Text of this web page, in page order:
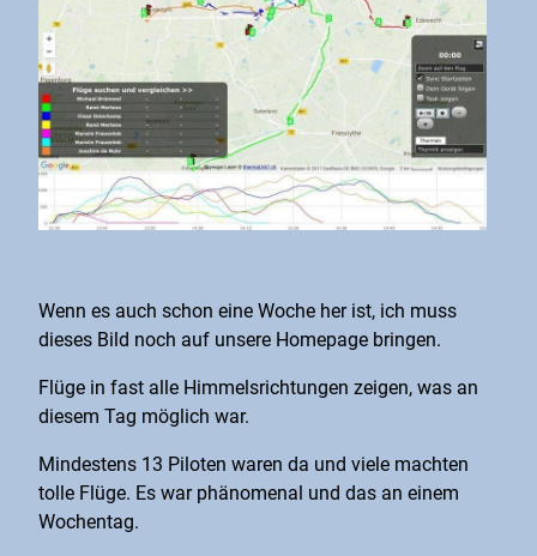
Wenn es auch schon eine Woche her ist, ich muss
dieses Bild noch auf unsere Homepage bringen.
Flüge in fast alle Himmelsrichtungen zeigen, was an
diesem Tag möglich war.
Mindestens 13 Piloten waren da und viele machten
tolle Flüge. Es war phänomenal und das an einem
Wochentag.